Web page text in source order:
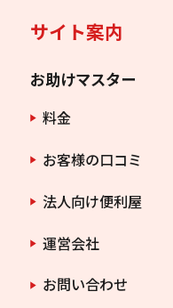
サイト案内
お助けマスター
料金
お客様の口コミ
法人向け便利屋
運営会社
お問い合わせ